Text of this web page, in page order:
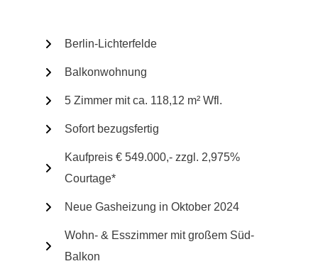
Berlin-Lichterfelde
Balkonwohnung
5 Zimmer mit ca. 118,12 m² Wfl.
Sofort bezugsfertig
Kaufpreis € 549.000,- zzgl. 2,975%
Courtage*
Neue Gasheizung in Oktober 2024
Wohn- & Esszimmer mit großem Süd-
Balkon